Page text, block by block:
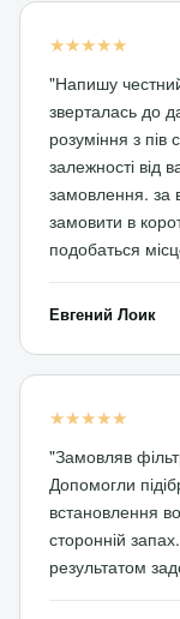
★★★★★
"Напишу
зверталась до
розуміння з пів
залежності від
замовлення. за
замовити в
подобаться
Евгений Лоик
★★★★★
"Замовляв
Допомогли
встановлення
сторонній
результатом